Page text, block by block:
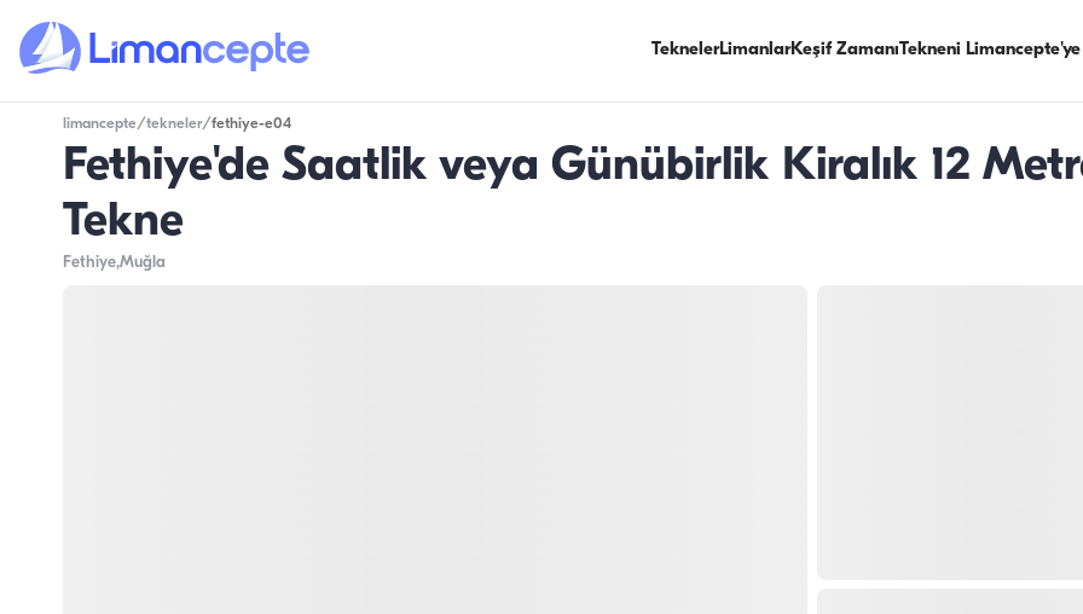
TeknelerLimanlarKeşif ZamanıTekneni
limancepte/tekneler/fethiye-e04
Fethiye'de Saatlik veya Günübirlik Kiralık 12
Tekne
Fethiye,Muğla